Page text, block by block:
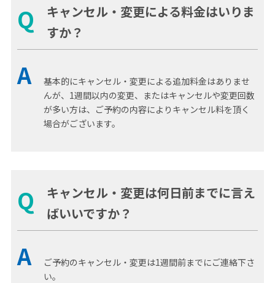
Q
キャンセル・変更による料金はいりま
すか？
A
基本的にキャンセル・変更による追加料金はありませ
んが、1週間以内の変更、またはキャンセルや変更回数
が多い方は、ご予約の内容によりキャンセル料を頂く
場合がございます。
Q
キャンセル・変更は何日前までに言え
ばいいですか？
A
ご予約のキャンセル・変更は1週間前までにご連絡下さ
い。